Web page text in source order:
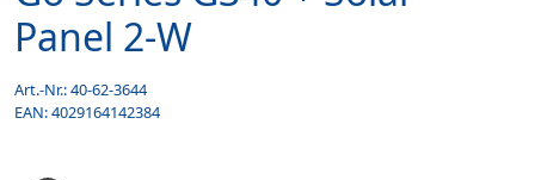
Panel 2-W
Art.-Nr.:40-62-3644
EAN:4029164142384